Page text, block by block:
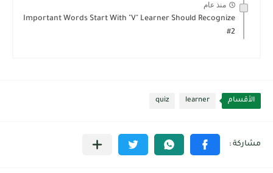
منذ عام
Important Words Start With "V" Learner Should Recognize
#2
الأقسام learner
quiz